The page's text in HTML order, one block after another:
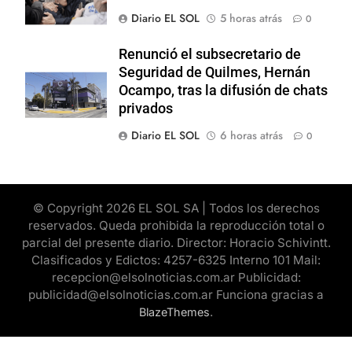
Diario EL SOL
5 horas atrás 0
Renunció el subsecretario de
Seguridad de Quilmes, Hernán
Ocampo, tras la difusión de chats
privados
Diario EL SOL
6 horas atrás 0
© Copyright 2026 EL SOL SA | Todos los derechos
reservados. Queda prohibida la reproducción total o
parcial del presente diario. Director: Horacio Schivintt.
Clasificados y Edictos: 4257-6325 Interno 101 Mail:
recepcion@elsolnoticias.com.ar Publicidad:
publicidad@elsolnoticias.com.ar Funciona gracias a
BlazeThemes.